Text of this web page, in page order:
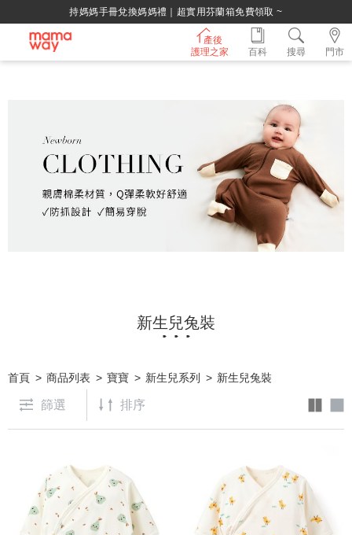
綁定LINE好友，500購物金立即折！
產後
護理之家
門市
百科 搜尋
新生兒兔裝
首頁 商品列表 寶寶 新生兒系列 新生兒兔裝
篩選